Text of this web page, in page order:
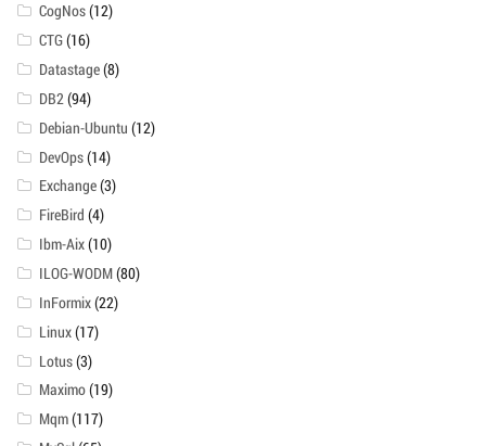
CogNos(12)
CTG(16)
Datastage(8)
DB2(94)
Debian-Ubuntu (12)
DevOps(14)
Exchange(3)
FireBird (4)
Ibm-Aix(10)
ILOG-WODM(80)
InFormix(22)
Linux(17)
Lotus(3)
Maximo(19)
Mqm(117)